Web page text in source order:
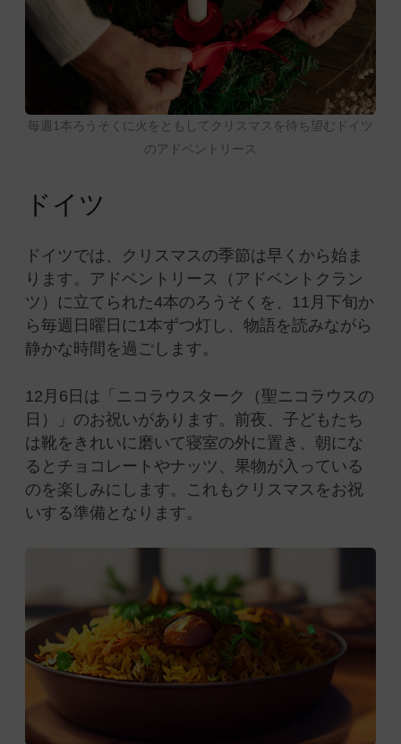
毎週1本ろうそくに火をともしてクリスマスを待ち望むドイツ
のアドベントリース
ドイツ
ドイツでは、クリスマスの季節は早くから始ま
ります。アドベントリース（アドベントクラン
ツ）に立てられた4本のろうそくを、11月下旬か
ら毎週日曜日に1本ずつ灯し、物語を読みながら
静かな時間を過ごします。
12月6日は「ニコラウスターク（聖ニコラウスの
日）」のお祝いがあります。前夜、子どもたち
は靴をきれいに磨いて寝室の外に置き、朝にな
るとチョコレートやナッツ、果物が入っている
のを楽しみにします。これもクリスマスをお祝
いする準備となります。